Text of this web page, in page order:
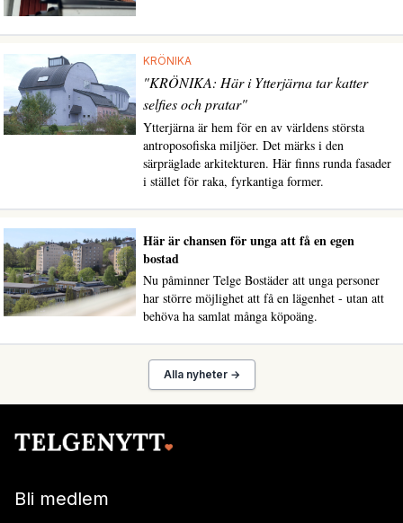
KRÖNIKA
"KRÖNIKA: Här i Ytterjärna tar katter
selfies och pratar"
Ytterjärna är hem för en av världens största
antroposofiska miljöer. Det märks i den
särpräglade arkitekturen. Här finns runda fasader
i stället för raka, fyrkantiga former.
Här är chansen för unga att få en egen
bostad
Nu påminner Telge Bostäder att unga personer
har större möjlighet att få en lägenhet - utan att
behöva ha samlat många köpoäng.
Alla nyheter →
Bli medlem